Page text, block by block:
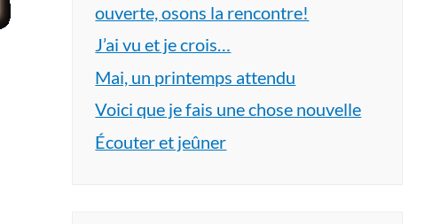
ouverte, osons la rencontre!
J’ai vu et je crois…
Mai, un printemps attendu
Voici que je fais une chose nouvelle
Écouter et jeûner